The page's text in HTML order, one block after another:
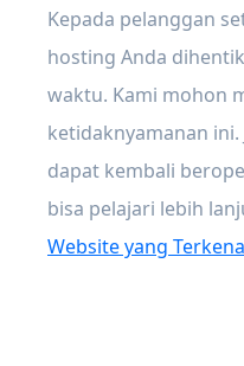
Kepada pelanggan
hosting Anda
waktu. Kami mohon
ketidaknyamanan ini.
dapat kembali
bisa pelajari lebih
Website yang